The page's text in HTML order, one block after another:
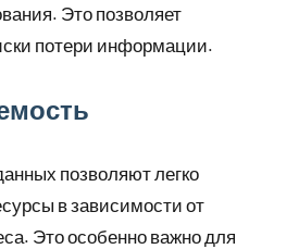
Это позволяет
потери информации.
позволяют легко
в зависимости от
Это особенно важно для